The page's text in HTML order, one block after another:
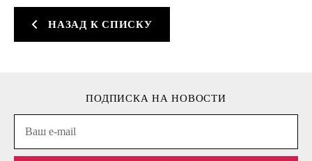
НАЗАД К СПИСКУ
ПОДПИСКА НА НОВОСТИ